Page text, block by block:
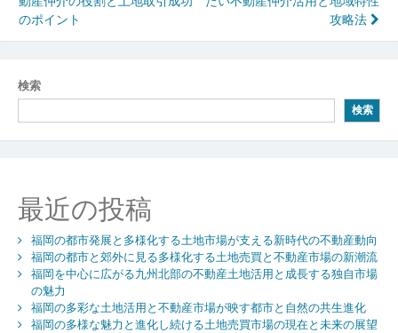
稿
ナ
ビ
ゲ
ー
ョ
ン
のポイント
攻略法
検索
検索
最近の投稿
福岡の都市発展と多様化する土地市場が支える新時代の不動産動向
福岡の都市と郊外に見る多様化する土地売買と不動産市場の新潮流
福岡を中心に広がる九州北部の不動産土地活用と成長する独自市場
の魅力
福岡の多彩な土地活用と不動産市場が映す都市と自然の共生進化
福岡の多様な魅力と進化し続ける土地売買市場の現在と未来の展望